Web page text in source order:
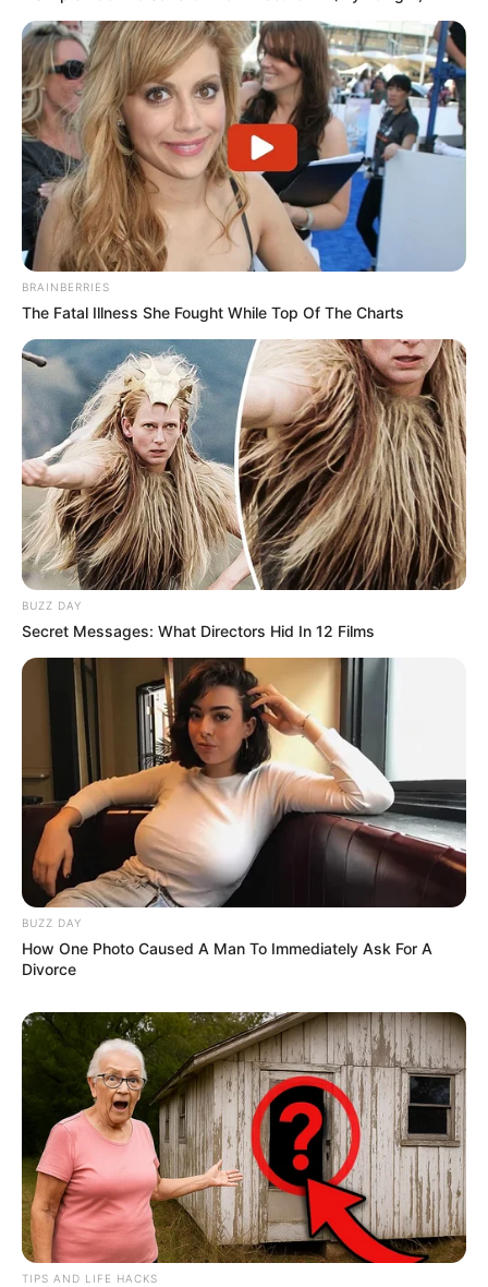
BRAINBERRIES
The Fatal Illness She Fought While Top Of The Charts
BUZZ DAY
Secret Messages: What Directors Hid In 12 Films
BUZZ DAY
How One Photo Caused A Man To Immediately Ask For A
Divorce
TIPS AND LIFE HACKS